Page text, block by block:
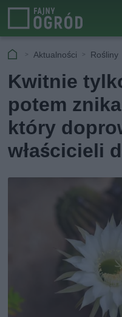
Aktualności Rośliny
Kwitnie
potem
który
właścicieli